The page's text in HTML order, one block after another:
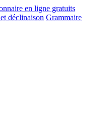
et déclinaison Grammaire